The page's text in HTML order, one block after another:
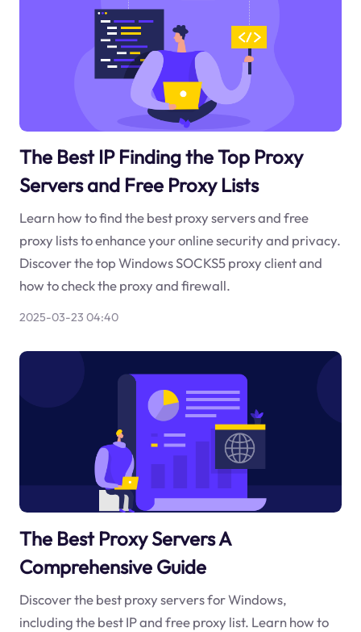
The Best IP Finding the Top Proxy
Servers and Free Proxy Lists
Learn how to find the best proxy servers and free
proxy lists to enhance your online security and privacy.
Discover the top Windows SOCKS5 proxy client and
how to check the proxy and firewall.
2025-03-23 04:40
The Best Proxy Servers A
Comprehensive Guide
Discover the best proxy servers for Windows,
including the best IP and free proxy list. Learn how to